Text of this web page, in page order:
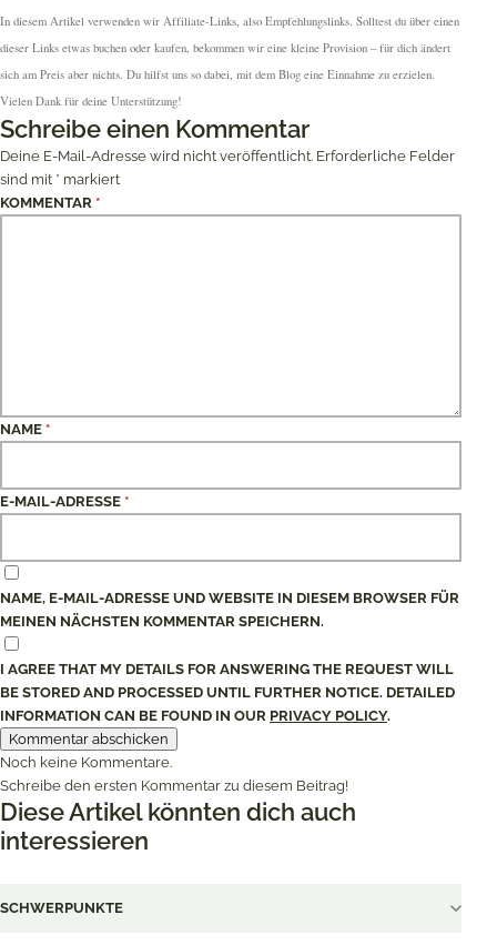
In diesem Artikel verwenden wir Affiliate-Links, also Empfehlungslinks. Solltest du über einen
dieser Links etwas buchen oder kaufen, bekommen wir eine kleine Provision – für dich ändert
sich am Preis aber nichts. Du hilfst uns so dabei, mit dem Blog eine Einnahme zu erzielen.
Vielen Dank für deine Unterstützung!
Schreibe einen Kommentar
Deine E-Mail-Adresse wird nicht veröffentlicht. Erforderliche Felder
sind mit * markiert
KOMMENTAR *
NAME *
E-MAIL-ADRESSE *
NAME, E-MAIL-ADRESSE UND WEBSITE IN DIESEM BROWSER FÜR
MEINEN NÄCHSTEN KOMMENTAR SPEICHERN.
I AGREE THAT MY DETAILS FOR ANSWERING THE REQUEST WILL
BE STORED AND PROCESSED UNTIL FURTHER NOTICE. DETAILED
INFORMATION CAN BE FOUND IN OUR PRIVACY POLICY.
Noch keine Kommentare.
Schreibe den ersten Kommentar zu diesem Beitrag!
Diese Artikel könnten dich auch
interessieren
SCHWERPUNKTE